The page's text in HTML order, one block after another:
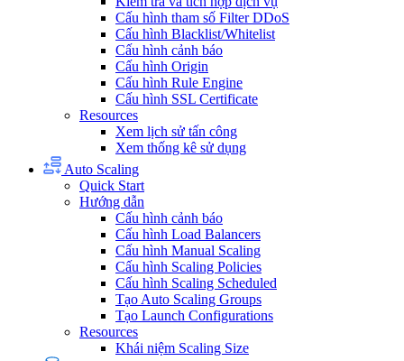
Cấu hình tham số Filter DDoS
Cấu hình Blacklist/Whitelist
Cấu hình cảnh báo
Cấu hình Origin
Cấu hình Rule Engine
Cấu hình SSL Certificate
Resources
Xem lịch sử tấn công
Xem thống kê sử dụng
Auto Scaling
Quick Start
Hướng dẫn
Cấu hình cảnh báo
Cấu hình Load Balancers
Cấu hình Manual Scaling
Cấu hình Scaling Policies
Cấu hình Scaling Scheduled
Tạo Auto Scaling Groups
Tạo Launch Configurations
Resources
Khái niệm Scaling Size